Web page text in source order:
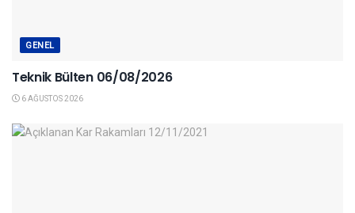
GENEL
Teknik Bülten 06/08/2026
6 AĞUSTOS 2026